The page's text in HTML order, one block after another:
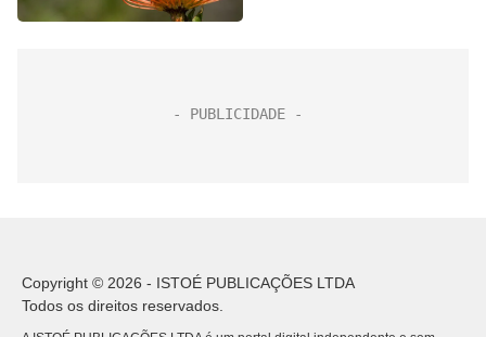
Copyright © 2026 - ISTOÉ PUBLICAÇÕES LTDA
Todos os direitos reservados.